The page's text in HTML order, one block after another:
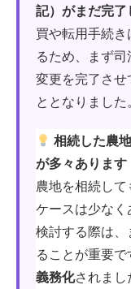
記）がまだ完
買や転用手続
るため、まず
変更を完了さ
ととなりました。
相続した農
が多々あります
農地を相続し
ケースは少な
検討する際は
ることが重要
義務化されまし